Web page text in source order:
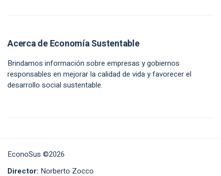
Acerca de Economía Sustentable
Brindamos información sobre empresas y gobiernos
responsables en mejorar la calidad de vida y favorecer el
desarrollo social sustentable.
EconoSus ©2026
Director: Norberto Zocco